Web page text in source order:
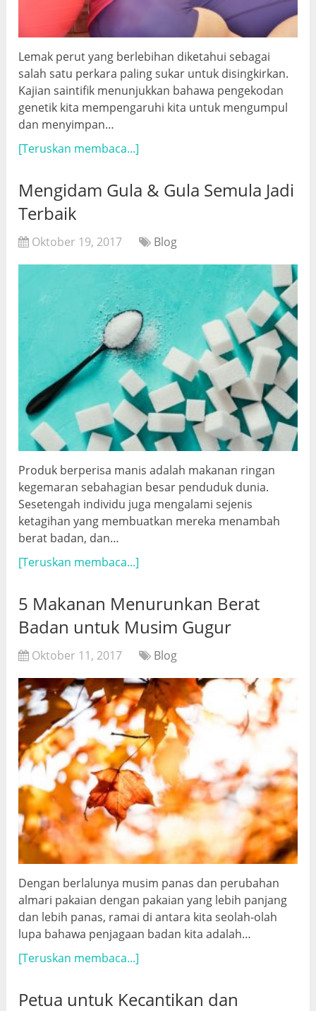
Lemak perut yang berlebihan diketahui sebagai
salah satu perkara paling sukar untuk disingkirkan.
Kajian saintifik menunjukkan bahawa pengekodan
genetik kita mempengaruhi kita untuk mengumpul
dan menyimpan…
[Teruskan membaca...]
Mengidam Gula & Gula Semula Jadi
Terbaik
Oktober 19, 2017 Blog
Produk berperisa manis adalah makanan ringan
kegemaran sebahagian besar penduduk dunia.
Sesetengah individu juga mengalami sejenis
ketagihan yang membuatkan mereka menambah
berat badan, dan…
[Teruskan membaca...]
5 Makanan Menurunkan Berat
Badan untuk Musim Gugur
Oktober 11, 2017 Blog
Dengan berlalunya musim panas dan perubahan
almari pakaian dengan pakaian yang lebih panjang
dan lebih panas, ramai di antara kita seolah-olah
lupa bahawa penjagaan badan kita adalah…
[Teruskan membaca...]
Petua untuk Kecantikan dan